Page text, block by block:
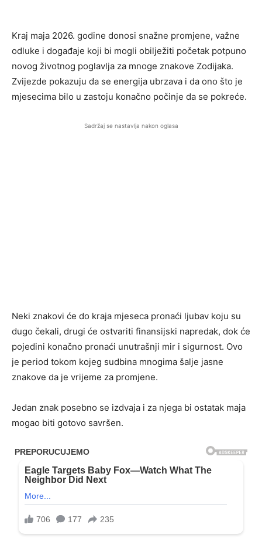
Kraj maja 2026. godine donosi snažne promjene, važne
odluke i događaje koji bi mogli obilježiti početak potpuno
novog životnog poglavlja za mnoge znakove Zodijaka.
Zvijezde pokazuju da se energija ubrzava i da ono što je
mjesecima bilo u zastoju konačno počinje da se pokreće.
Sadržaj se nastavlja nakon oglasa
Neki znakovi će do kraja mjeseca pronaći ljubav koju su
dugo čekali, drugi će ostvariti finansijski napredak, dok će
pojedini konačno pronaći unutrašnji mir i sigurnost. Ovo
je period tokom kojeg sudbina mnogima šalje jasne
znakove da je vrijeme za promjene.
Jedan znak posebno se izdvaja i za njega bi ostatak maja
mogao biti gotovo savršen.